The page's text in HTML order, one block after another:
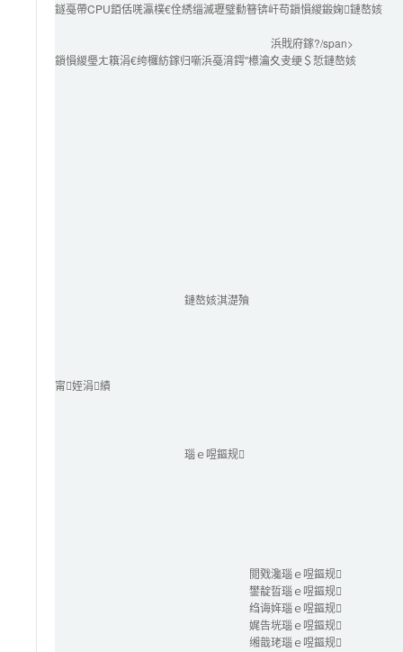
鐩戞帶CPU銆佸唴瀛樸€佺綉缁滅瓑璧勬簮锛屽苟鎻愪緵鍛婅鏈嶅姟
浜戝府鎵?/span>
鎻愪緵璺ㄤ簯涓€绔欏紡鎵归噺浜戞湇鍔″櫒瀹夊叏绠＄悊鏈嶅姟
鏈嶅姟淇濋殰
甯姪涓績
瑙ｅ喅鏂规
閲戣瀺瑙ｅ喅鏂规
鐢靛晢瑙ｅ喅鏂规
绉诲姩瑙ｅ喅鏂规
娓告垙瑙ｅ喅鏂规
缃戠珯瑙ｅ喅鏂规